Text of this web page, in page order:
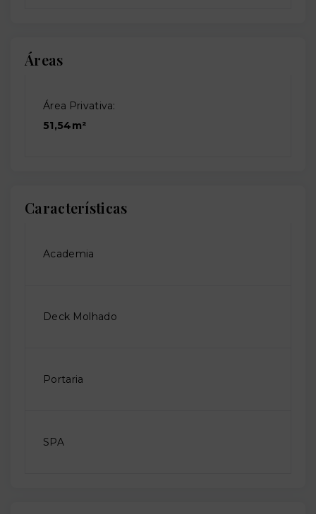
Áreas
Área Privativa:
51,54m²
Características
Academia
Deck Molhado
Portaria
SPA